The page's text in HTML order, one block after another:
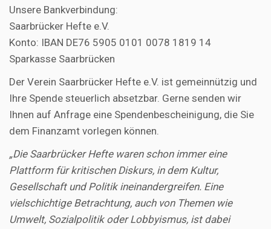
Unsere Bankverbindung:
Saarbrücker Hefte e.V.
Konto: IBAN DE76 5905 0101 0078 1819 14
Sparkasse Saarbrücken
Der Verein Saarbrücker Hefte e.V. ist gemeinnützig und
Ihre Spende steuerlich absetzbar. Gerne senden wir
Ihnen auf Anfrage eine Spendenbescheinigung, die Sie
dem Finanzamt vorlegen können.
„Die Saarbrücker Hefte waren schon immer eine
Plattform für kritischen Diskurs, in dem Kultur,
Gesellschaft und Politik ineinandergreifen. Eine
vielschichtige Betrachtung, auch von Themen wie
Umwelt, Sozialpolitik oder Lobbyismus, ist dabei